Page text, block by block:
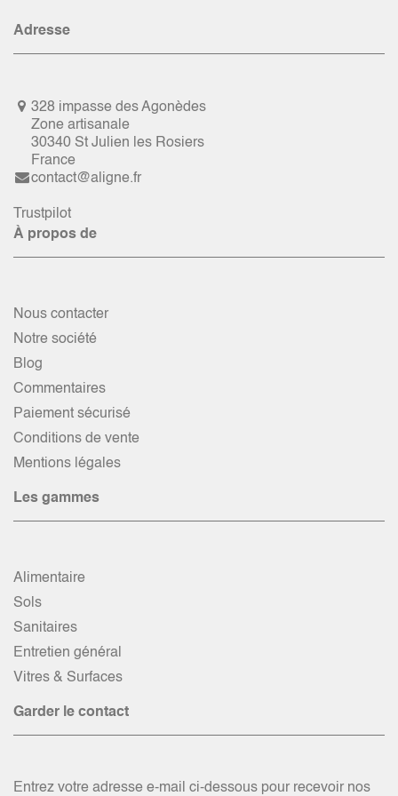
Adresse
328 impasse des Agonèdes
Zone artisanale
30340 St Julien les Rosiers
France
contact@aligne.fr
Trustpilot
À propos de
Nous contacter
Notre société
Blog
Commentaires
Paiement sécurisé
Conditions de vente
Mentions légales
Les gammes
Alimentaire
Sols
Sanitaires
Entretien général
Vitres & Surfaces
Garder le contact
Entrez votre adresse e-mail ci-dessous pour recevoir nos